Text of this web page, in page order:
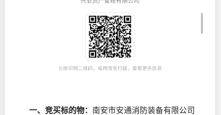
一、竞买标的物： 南安市安通消防装备有限公司